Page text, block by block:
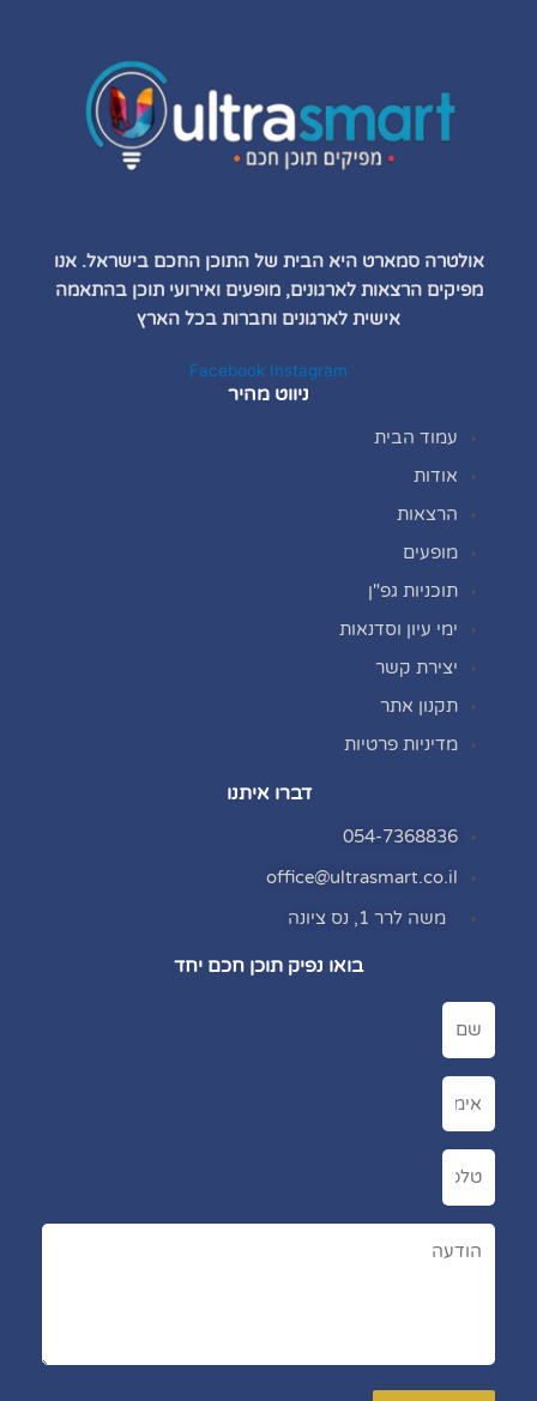
אולטרה סמארט היא הבית של התוכן החכם בישראל. אנו
מפיקים הרצאות לארגונים, מופעים ואירועי תוכן בהתאמה
אישית לארגונים וחברות בכל הארץ
Facebook Instagram
ניווט מהיר
עמוד הבית
אודות
הרצאות
מופעים
תוכניות גפ"ן
ימי עיון וסדנאות
יצירת קשר
תקנון אתר
מדיניות פרטיות
דברו איתנו
054-7368836
office@ultrasmart.co.il
משה לרר 1, נס ציונה
בואו נפיק תוכן חכם יחד